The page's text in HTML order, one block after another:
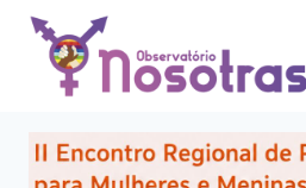
Pular
Eventos